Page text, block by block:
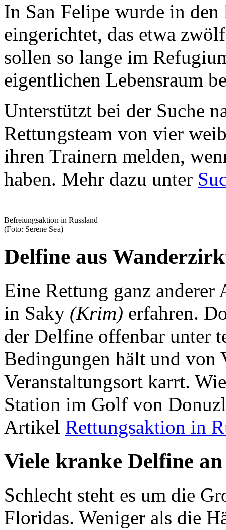
In San Felipe wurde in den
eingerichtet, das etwa
sollen so lange im
eigentlichen Lebensraum
Unterstützt bei der Suche
Rettungsteam von vier
ihren Trainern melden,
haben. Mehr dazu unter
Befreiungsaktion in Russland
(Foto: Serene Sea)
Delfine aus
Eine Rettung ganz
in Saky (Krim) erfahren.
der Delfine offenbar unter
Bedingungen hält und von
Veranstaltungsort karrt.
Station im Golf von
Artikel Rettungsaktion in
Viele kranke Delfine
Schlecht steht es um die
Floridas. Weniger als die